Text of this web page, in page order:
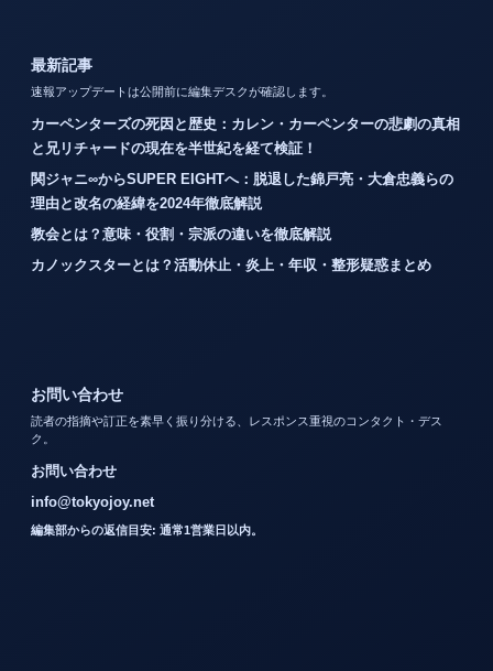
最新記事
速報アップデートは公開前に編集デスクが確認します。
カーペンターズの死因と歴史：カレン・カーペンターの悲劇の真相
と兄リチャードの現在を半世紀を経て検証！
関ジャニ∞からSUPER EIGHTへ：脱退した錦戸亮・大倉忠義らの
理由と改名の経緯を2024年徹底解説
教会とは？意味・役割・宗派の違いを徹底解説
カノックスターとは？活動休止・炎上・年収・整形疑惑まとめ
お問い合わせ
読者の指摘や訂正を素早く振り分ける、レスポンス重視のコンタクト・デス
ク。
お問い合わせ
info@tokyojoy.net
編集部からの返信目安: 通常1営業日以内。